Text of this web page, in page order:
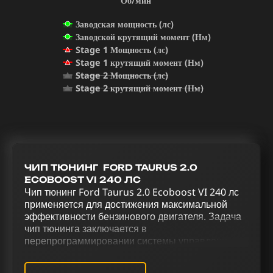
Заводская мощность (лс)
Заводской крутящий момент (Нм)
Stage 1 Мощность (лс)
Stage 1 крутящий момент (Нм)
Stage 2 Мощность (лс)
Stage 2 крутящий момент (Нм)
ЧИП ТЮНИНГ FORD TAURUS 2.0
ECOBOOST VI 240 ЛС
Чип тюнинг Ford Taurus 2.0 Ecoboost VI 240 лс
применяется для достижения максимальной
эффективности бензинового двигателя. Задача
чип тюнинга заключается в
перепрограммировании системы управления
функционала и повышения мощности.